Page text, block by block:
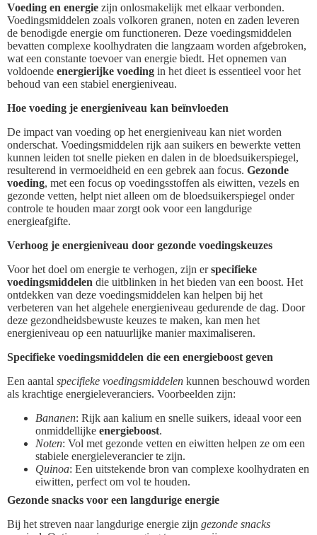
Voeding en energie zijn onlosmakelijk met elkaar verbonden.
Voedingsmiddelen zoals volkoren granen, noten en zaden leveren
de benodigde energie om functioneren. Deze voedingsmiddelen
bevatten complexe koolhydraten die langzaam worden afgebroken,
wat een constante toevoer van energie biedt. Het opnemen van
voldoende energierijke voeding in het dieet is essentieel voor het
behoud van een stabiel energieniveau.
Hoe voeding je energieniveau kan beïnvloeden
De impact van voeding op het energieniveau kan niet worden
onderschat. Voedingsmiddelen rijk aan suikers en bewerkte vetten
kunnen leiden tot snelle pieken en dalen in de bloedsuikerspiegel,
resulterend in vermoeidheid en een gebrek aan focus. Gezonde
voeding, met een focus op voedingsstoffen als eiwitten, vezels en
gezonde vetten, helpt niet alleen om de bloedsuikerspiegel onder
controle te houden maar zorgt ook voor een langdurige
energieafgifte.
Verhoog je energieniveau door gezonde voedingskeuzes
Voor het doel om energie te verhogen, zijn erspecifieke
voedingsmiddelen die uitblinken in het bieden van een boost. Het
ontdekken van deze voedingsmiddelen kan helpen bij het
verbeteren van het algehele energieniveau gedurende de dag. Door
deze gezondheidsbewuste keuzes te maken, kan men het
energieniveau op een natuurlijke manier maximaliseren.
Specifieke voedingsmiddelen die een energieboost geven
Een aantal specifieke voedingsmiddelen kunnen beschouwd worden
als krachtige energieleveranciers. Voorbeelden zijn:
Bananen: Rijk aan kalium en snelle suikers, ideaal voor een
onmiddellijke energieboost.
Noten: Vol met gezonde vetten en eiwitten helpen ze om een
stabiele energieleverancier te zijn.
Quinoa: Een uitstekende bron van complexe koolhydraten en
eiwitten, perfect om vol te houden.
Gezonde snacks voor een langdurige energie
Bij het streven naar langdurige energie zijn gezonde snacks